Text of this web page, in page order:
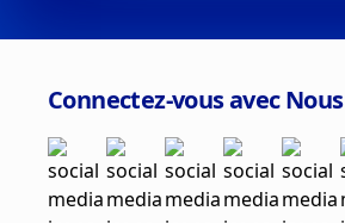
Connectez-vous avec Nous